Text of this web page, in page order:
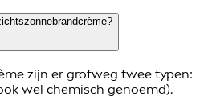
zijn er grofweg twee typen:
wel chemisch genoemd).